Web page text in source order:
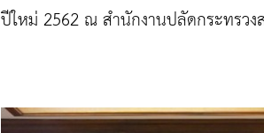
ปีใหม่2562ณ สำนักงานปลัดกระทรว